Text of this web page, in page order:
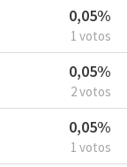
0,05%
1 votos
0,05%
2 votos
0,05%
1 votos